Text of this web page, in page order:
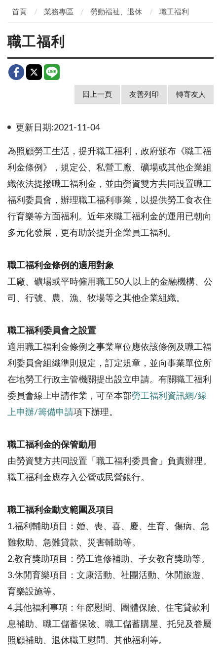
首頁 業務專區 勞動福祉、退休 職工福利
職工福利
回上一頁 友善列印 轉寄友人
更新日期:2021-11-04
為照顧勞工生活，提升職工福利，政府頒布《職工福
利金條例》，規定公、私營工廠、礦場或其他企業組
織依法提撥職工福利金，並由勞資雙方共同設置職工
福利委員會，辦理職工福利事業，以提供勞工食衣住
行育樂等方面福利。近年來職工福利金的運用已朝向
多元化發展，更有助於提升企業員工福利。
職工福利金條例的適用對象
工廠、礦場或平時僱用職工50人以上的金融機構、公
司、行號、農、漁、牧場等之其他企業組織。
職工福利委員會之設置
適用職工福利金條例之事業單位應依該條例及職工福
利委員會組織準則規定，訂定規章，並向事業單位所
在地勞工行政主管機關提出設立申請。有關職工福利
委員會線上申請作業，可至本部勞工福利資訊網/線
上申辦/籌備申請項下辦理。
職工福利金的保管動用
由勞資雙方共同設置「職工福利委員會」負責辦理。
職工福利金應存入公營或民營銀行。
職工福利金動支範圍及項目
1.福利輔助項目：婚、喪、喜、慶、生育、傷病、急
難救助、急難貸款、災害輔助等。
2.教育獎助項目：勞工進修補助、子女教育獎助等。
3.休閒育樂項目：文康活動、社團活動、休閒旅遊、
育樂設施等。
4.其他福利事項：年節慰問、團體保險、住宅貸款利
息補助、職工儲蓄保險、職工儲蓄購屋、托兒及眷屬
照顧補助、退休職工慰問、其他福利等。